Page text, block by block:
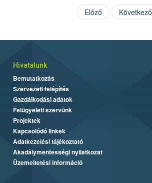
Előző Következő
Hivatalunk
Bemutatkozás
Szervezeti felépítés
Gazdálkodási adatok
Felügyeleti szervünk
Projektek
Kapcsolódó linkek
Adatkezelési tájékoztató
Akadálymentességi nyilatkozat
Üzemeltetési információ